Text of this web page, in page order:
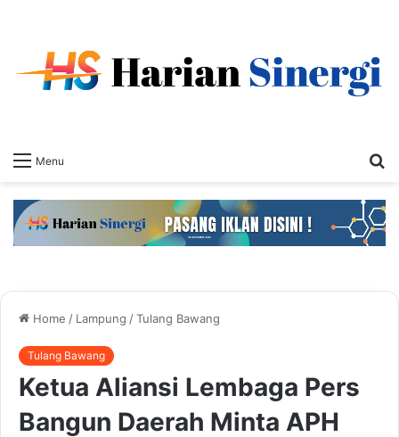
Menu
Home / Lampung /Tulang Bawang
Tulang Bawang
Ketua Aliansi Lembaga Pers
Bangun Daerah Minta APH